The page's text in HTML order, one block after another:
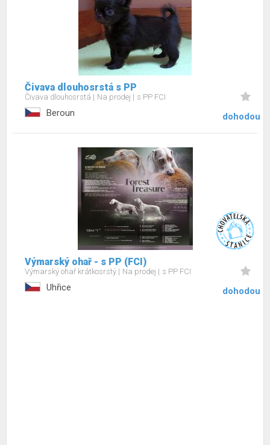
Čivava dlouhosrstá s PP
Čivava dlouhosrstá Na prodej s PP FCI
Beroun dohodou
Výmarský ohař - s PP (FCI)
Výmarský ohař krátkosrstý Na prodej s PP FCI
Uhřice dohodou